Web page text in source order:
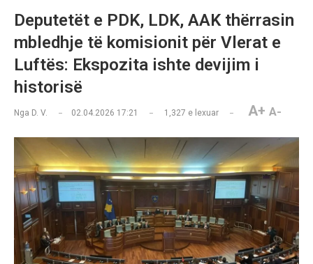
Deputetët e PDK, LDK, AAK thërrasin
mbledhje të komisionit për Vlerat e
Luftës: Ekspozita ishte devijim i
historisë
Nga D. V. 02.04.2026 17:21 1,327 e lexuar A+ A-